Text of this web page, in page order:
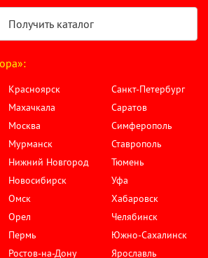
Получить каталог
Красноярск
Махачкала
Москва
Мурманск
Нижний Новгород
Новосибирск
Омск
Орел
Пермь
Ростов-на-Дону
Санкт-Петербург
Саратов
Симферополь
Ставрополь
Тюмень
Уфа
Хабаровск
Челябинск
Южно-Сахалинск
Ярославль